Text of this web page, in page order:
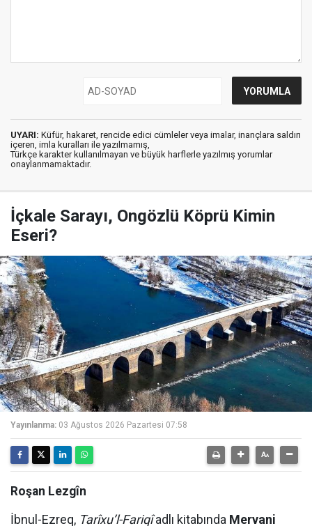
UYARI: Küfür, hakaret, rencide edici cümleler veya imalar, inançlara saldırı
içeren, imla kuralları ile yazılmamış,
Türkçe karakter kullanılmayan ve büyük harflerle yazılmış yorumlar
onaylanmamaktadır.
İçkale Sarayı, Ongözlü Köprü Kimin
Eseri?
Yayınlanma: 03 Ağustos 2026 Pazartesi 07:58
Roşan Lezgîn
İbnul-Ezreq, Tarîxu’l-Fariqîadlı kitabında Mervani